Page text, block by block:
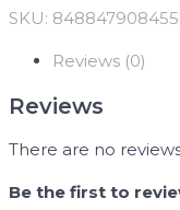
SKU:
Reviews (0)
Reviews
There are no
Be the first to